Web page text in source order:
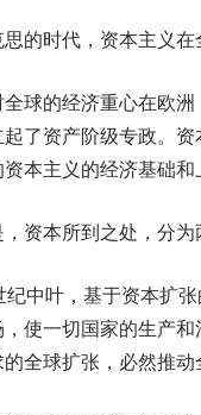
的时代，资本主义在
球的经济重心在欧
了资产阶级专政。
本主义的经济基础和
资本所到之处，分为
纪中叶，基于资本扩
使一切国家的生产
全球扩张，必然推动